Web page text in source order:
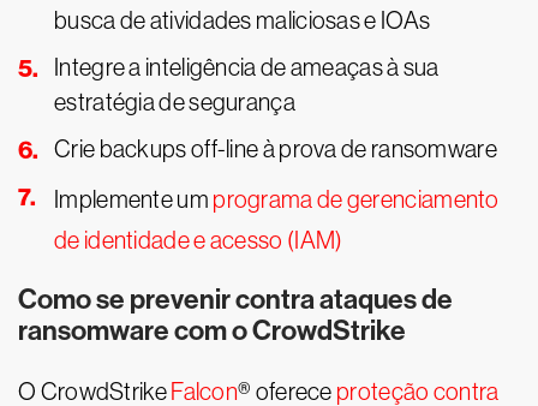
busca de atividades maliciosas e IOAs
Integre a inteligência de ameaças à sua
estratégia de segurança
Crie backups off-line à prova de ransomware
Implemente um programa de gerenciamento
de identidade e acesso (IAM)
Como se prevenir contra ataques de
ransomware com o CrowdStrike
O CrowdStrike Falcon® oferece proteção contra